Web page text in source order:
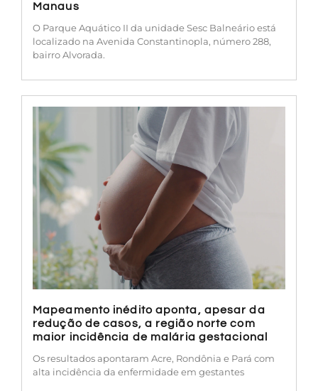
Manaus
O Parque Aquático II da unidade Sesc Balneário está
localizado na Avenida Constantinopla, número 288,
bairro Alvorada.
Mapeamento inédito aponta, apesar da
redução de casos, a região norte com
maior incidência de malária gestacional
Os resultados apontaram Acre, Rondônia e Pará com
alta incidência da enfermidade em gestantes